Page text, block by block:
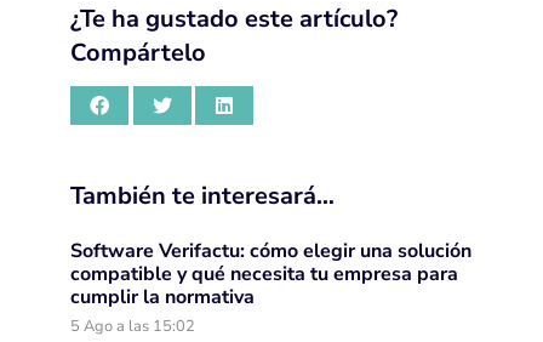
¿Te ha gustado este artículo?
Compártelo
También te interesará…
Software Verifactu: cómo elegir una solución
compatible y qué necesita tu empresa para
cumplir la normativa
5 Ago a las 15:02